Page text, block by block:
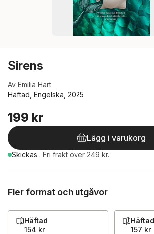
Sirens
Av Emilia Hart
Häftad, Engelska, 2025
199 kr
Lägg i varukorg
Skickas . Fri frakt över 249 kr.
Fler format och utgåvor
Häftad
154 kr
Häftad
157 kr